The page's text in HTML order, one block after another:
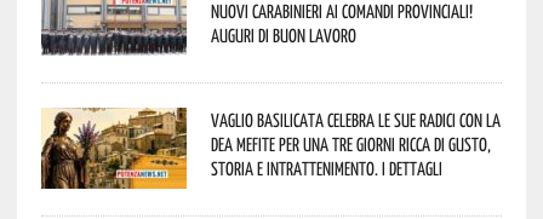
nuovi Carabinieri ai Comandi provinciali!
Auguri di buon lavoro
Vaglio Basilicata celebra le sue radici con la
Dea Mefite per una tre giorni ricca di gusto,
storia e intrattenimento. I dettagli